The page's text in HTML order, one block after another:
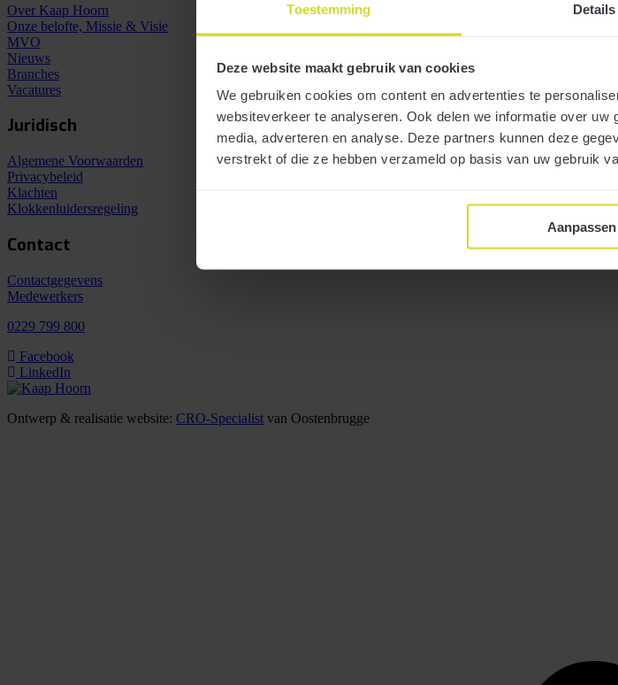
Toestemming Details
Deze website maakt gebruik van cookies
We gebruiken cookies om content en advertenties te
websiteverkeer te analyseren. Ook delen we informatie over
media, adverteren en analyse. Deze partners kunnen deze
verstrekt of die ze hebben verzameld op basis van uw gebruik
Aanpassen
Over Kaap Hoorn
Onze belofte, Missie & Visie
MVO
Nieuws
Branches
Vacatures
Juridisch
Algemene Voorwaarden
Privacybeleid
Klachten
Klokkenluidersregeling
Contact
Contactgegevens
Medewerkers
0229 799 800
Facebook
LinkedIn
Ontwerp & realisatie website: CRO-Specialist van Oostenbrugge